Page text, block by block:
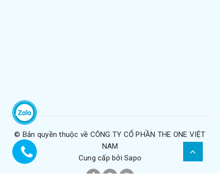
© Bản quyền thuộc về CÔNG TY CỔ PHẦN THE ONE VIỆT
NAM
Cung cấp bởiSapo